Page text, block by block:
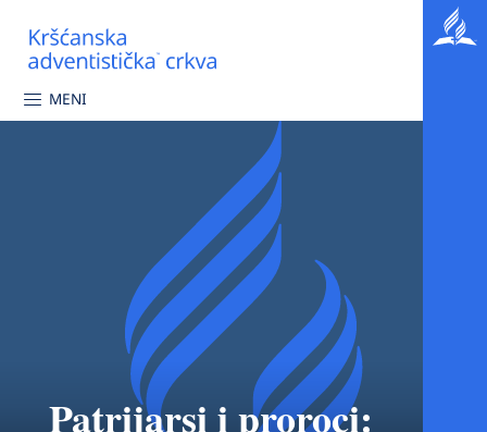
MENI
Patrijarsi i proroci: